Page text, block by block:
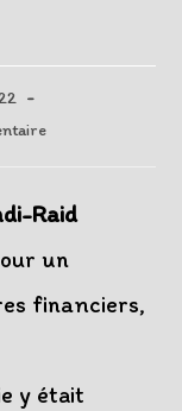
Raid
un
financiers,
y était